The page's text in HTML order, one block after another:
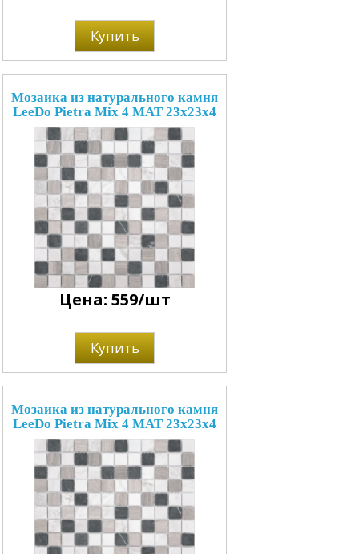
Купить
Мозаика из натурального камня
LeeDo Pietra Mix 4 MAT 23x23x4
Цена: 559/шт
Купить
Мозаика из натурального камня
LeeDo Pietra Mix 4 MAT 23x23x4